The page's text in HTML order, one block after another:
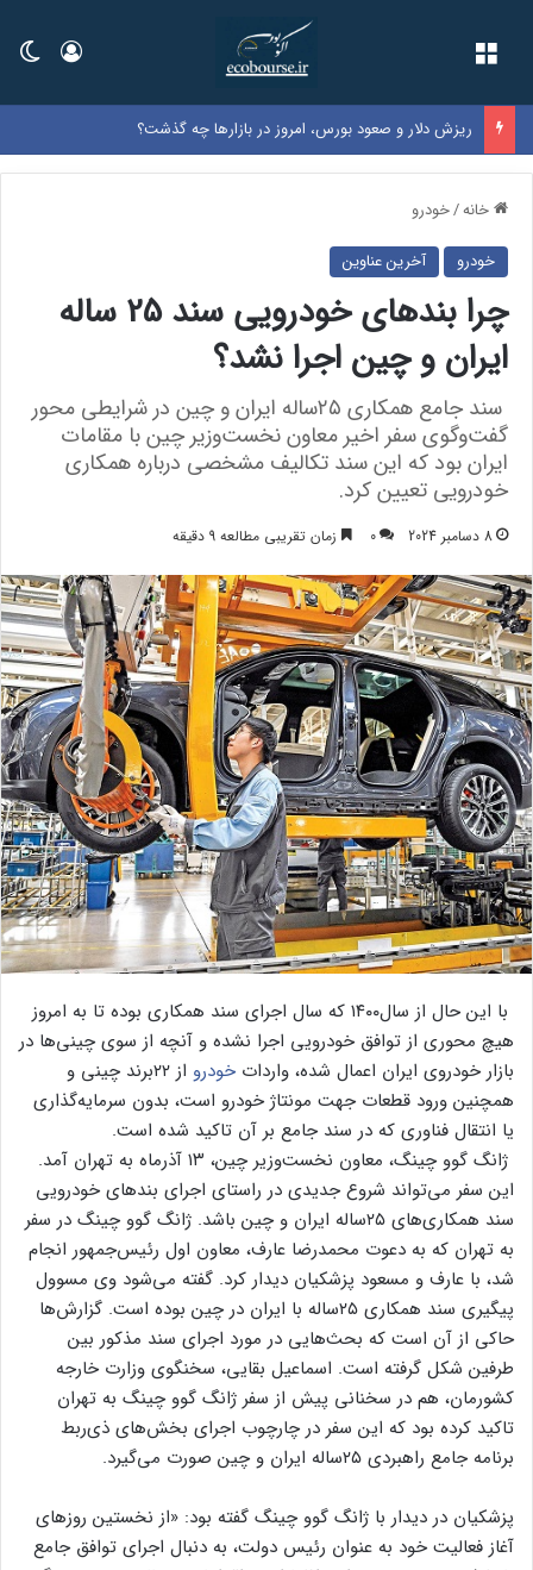
ورود
ریزش دلار و صعود بورس، امروز در بازارها چه گذشت؟
خانه/خودرو
خودرو آخرین عناوین
چرا بندهای خودرویی سند 25 ساله
ایران و چین اجرا نشد؟
سند جامع همکاری ۲۵ساله ایران و چین در شرایطی محور
گفت‌وگوی سفر اخیر معاون نخست‌وزیر چین با مقامات
ایران بود که این سند تکالیف مشخصی درباره همکاری
خودرویی تعیین کرد.
8 دسامبر 2024 0 زمان تقریبی مطالعه 9 دقیقه
با این حال از سال۱۴۰۰ که سال اجرای سند همکاری بوده تا به امروز
هیچ محوری از توافق خودرویی اجرا نشده و آنچه از سوی چینی‌ها در
بازار خودروی ایران اعمال شده، واردات خودرو
از ۲۲برند چینی و
همچنین ورود قطعات جهت مونتاژ خودرو است، بدون سرمایه‌گذاری
یا انتقال فناوری که در سند جامع بر آن تاکید شده است.
ژانگ گوو چینگ، معاون نخست‌وزیر چین، ۱۳ آذرماه به تهران آمد.
این سفر می‌تواند شروع جدیدی در راستای اجرای بندهای خودرویی
سند همکاری‌های ۲۵ساله ایران و چین باشد. ژانگ گوو چینگ در سفر
به تهران که به دعوت محمدرضا عارف، معاون اول رئیس‌جمهور انجام
شد، با عارف و مسعود پزشکیان دیدار کرد. گفته می‌شود وی مسوول
پیگیری سند همکاری ۲۵ساله با ایران در چین بوده است. گزارش‌ها
حاکی از آن است که بحث‌هایی در مورد اجرای سند مذکور بین
طرفین شکل گرفته است. اسماعیل بقایی، سخنگوی وزارت خارجه
کشورمان، هم در سخنانی پیش از سفر ژانگ گوو چینگ به تهران
تاکید کرده بود که این سفر در چارچوب اجرای بخش‌های ذی‌ربط
برنامه جامع راهبردی ۲۵ساله ایران و چین صورت می‌گیرد.
پزشکیان در دیدار با ژانگ گوو چینگ گفته بود: «از نخستین روزهای
آغاز فعالیت خود به عنوان رئیس دولت، به دنبال اجرای توافق جامع